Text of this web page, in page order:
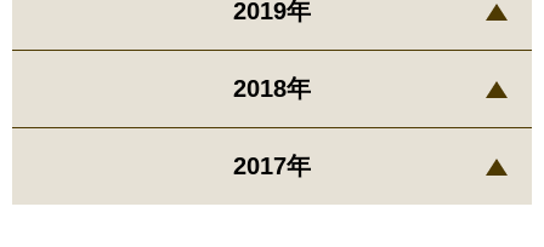
2019年
2018年
2017年